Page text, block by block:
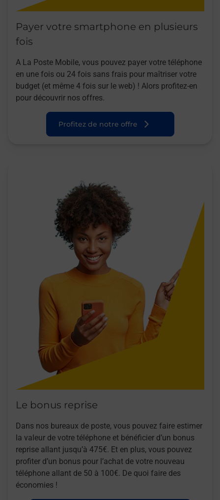
Payer votre smartphone en plusieurs
fois
A La Poste Mobile, vous pouvez payer votre téléphone
en une fois ou 24 fois sans frais pour maîtriser votre
budget (et même 4 fois sur le web) ! Alors profitez-en
pour découvrir nos offres.
Profitez de notre offre
Le bonus reprise
Dans nos bureaux de poste, vous pouvez faire estimer
la valeur de votre téléphone et bénéficier d’un bonus
reprise allant jusqu’à 475€. Et en plus, vous pouvez
profiter d’un bonus pour l’achat de votre nouveau
téléphone allant de 50 à 100€. De quoi faire des
économies !